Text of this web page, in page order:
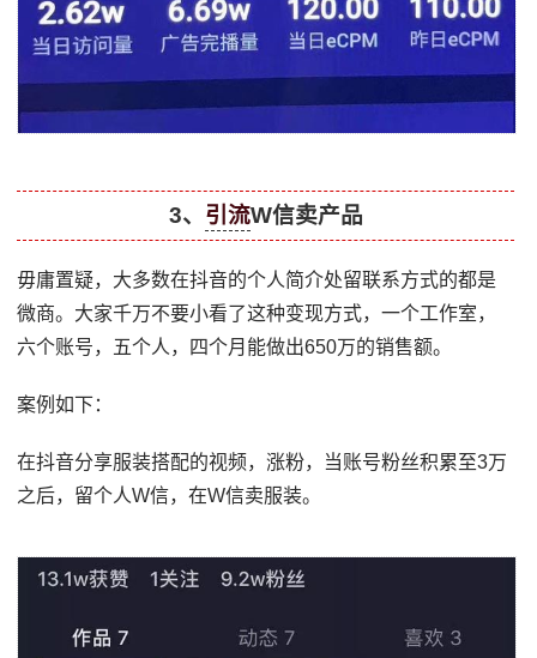
3、 引流W信卖产品
毋庸置疑，大多数在抖音的个人简介处留联系方式的都是
微商。大家千万不要小看了这种变现方式，一个工作室，
六个账号，五个人，四个月能做出650万的销售额。
案例如下：
在抖音分享服装搭配的视频，涨粉，当账号粉丝积累至3万
之后，留个人W信，在W信卖服装。